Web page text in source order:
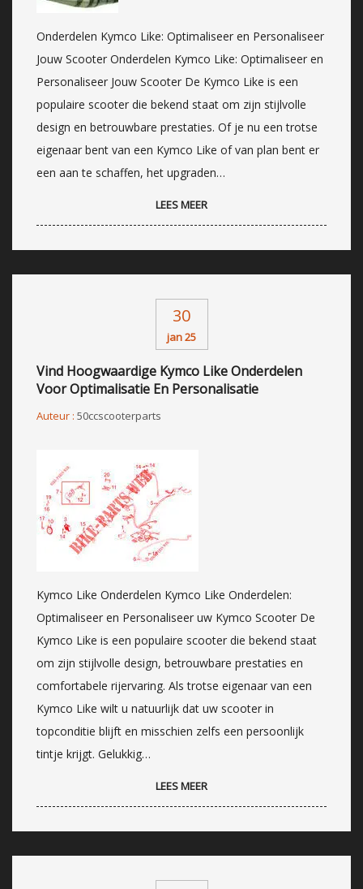
Onderdelen Kymco Like: Optimaliseer en Personaliseer
Jouw Scooter Onderdelen Kymco Like: Optimaliseer en
Personaliseer Jouw Scooter De Kymco Like is een
populaire scooter die bekend staat om zijn stijlvolle
design en betrouwbare prestaties. Of je nu een trotse
eigenaar bent van een Kymco Like of van plan bent er
een aan te schaffen, het upgraden…
LEES MEER
30
jan 25
Vind Hoogwaardige Kymco Like Onderdelen
Voor Optimalisatie En Personalisatie
Auteur : 50ccscooterparts
Kymco Like Onderdelen Kymco Like Onderdelen:
Optimaliseer en Personaliseer uw Kymco Scooter De
Kymco Like is een populaire scooter die bekend staat
om zijn stijlvolle design, betrouwbare prestaties en
comfortabele rijervaring. Als trotse eigenaar van een
Kymco Like wilt u natuurlijk dat uw scooter in
topconditie blijft en misschien zelfs een persoonlijk
tintje krijgt. Gelukkig…
LEES MEER